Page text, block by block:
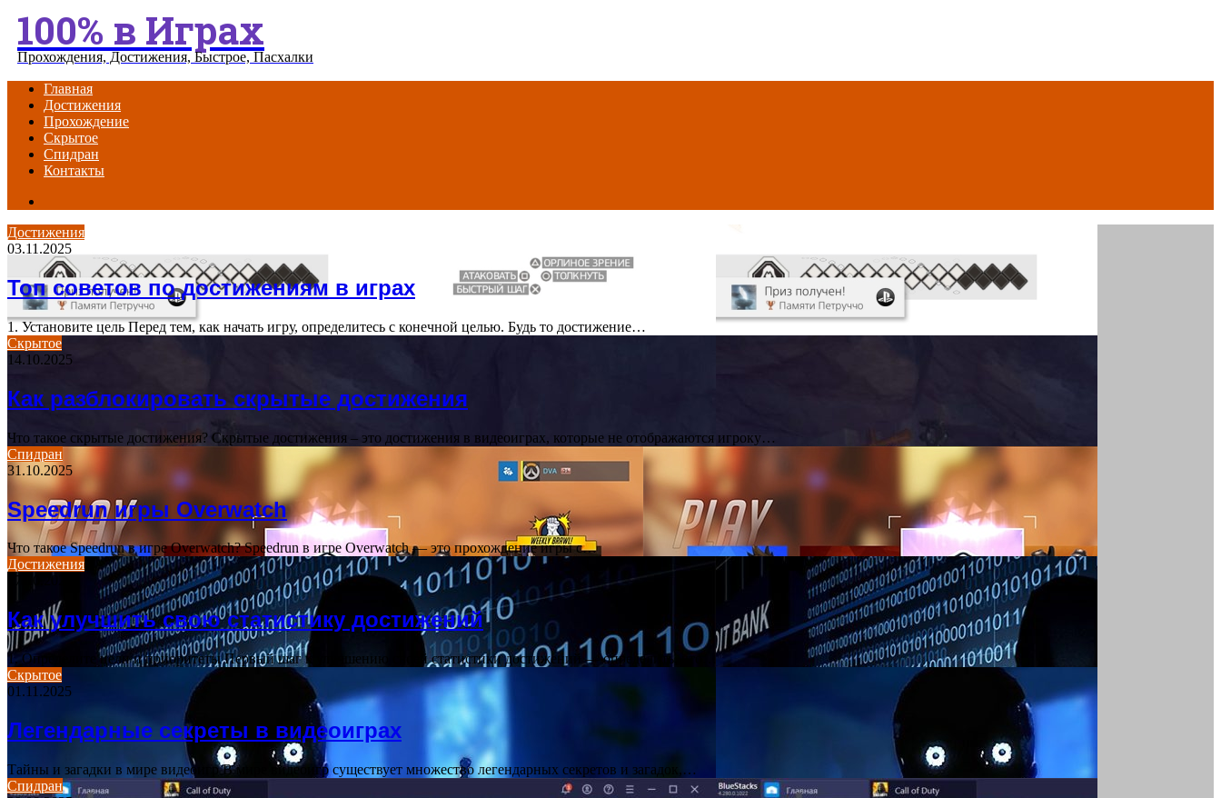
Menu
100% в Играх
Прохождения, Достижения, Быстрое, Пасхалки
Главная
Достижения
Прохождение
Скрытое
Спидран
Контакты
Достижения
03.11.2025
Топ советов по достижениям в играх
1. Установите цель Перед тем, как начать игру, определитесь с конечной целью. Будь то достижение…
Скрытое
14.10.2025
Как разблокировать скрытые достижения
Что такое скрытые достижения? Скрытые достижения – это достижения в видеоиграх, которые не отображаются игроку…
Спидран
31.10.2025
Speedrun игры Overwatch
Что такое Speedrun в игре Overwatch? Speedrun в игре Overwatch — это прохождение игры с…
Достижения
27.10.2025
Как улучшить свою статистику достижений
1. Определите цели и приоритеты Первый шаг к улучшению своей статистики достижений — определить, что…
Скрытое
01.11.2025
Легендарные секреты в видеоиграх
Тайны и загадки в мире видеоигр В мире видеоигр существует множество легендарных секретов и загадок,…
Спидран